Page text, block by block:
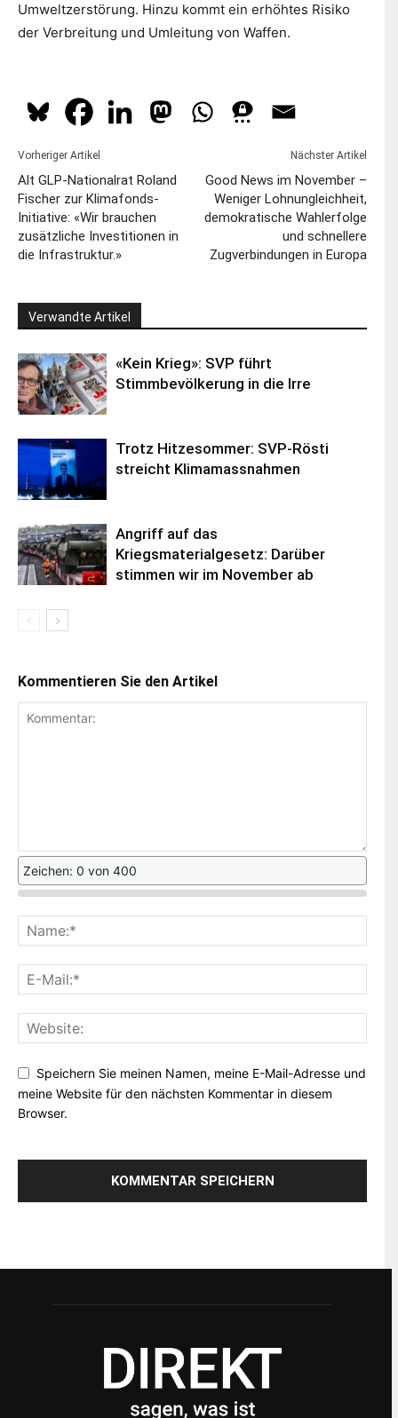
Umweltzerstörung. Hinzu kommt ein erhöhtes Risiko
der Verbreitung und Umleitung von Waffen.
Vorheriger Artikel
Alt GLP-Nationalrat Roland
Fischer zur Klimafonds-
Initiative: «Wir brauchen
zusätzliche Investitionen in
die Infrastruktur.»
Nächster Artikel
Good News im November –
Weniger Lohnungleichheit,
demokratische Wahlerfolge
und schnellere
Zugverbindungen in Europa
Verwandte Artikel
«Kein Krieg»: SVP führt
Stimmbevölkerung in die Irre
Trotz Hitzesommer: SVP-Rösti
streicht Klimamassnahmen
Angriff auf das
Kriegsmaterialgesetz: Darüber
stimmen wir im November ab
Kommentieren Sie den Artikel
Zeichen: 0 von 400
Speichern Sie meinen Namen, meine E-Mail-Adresse und
meine Website für den nächsten Kommentar in diesem
Browser.